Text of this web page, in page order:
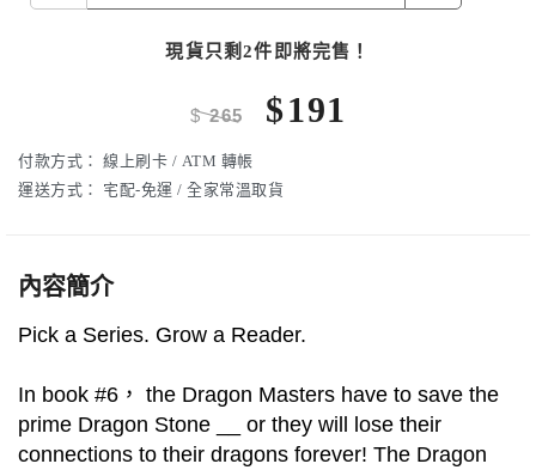
現貨只剩2件即將完售！
$265 $191
付款方式： 線上刷卡 / ATM 轉帳
運送方式：
宅配-免運 / 全家常溫取貨
內容簡介
Pick a Series. Grow a Reader.
In book #6， the Dragon Masters have to save the
prime Dragon Stone __ or they will lose their
connections to their dragons forever! The Dragon